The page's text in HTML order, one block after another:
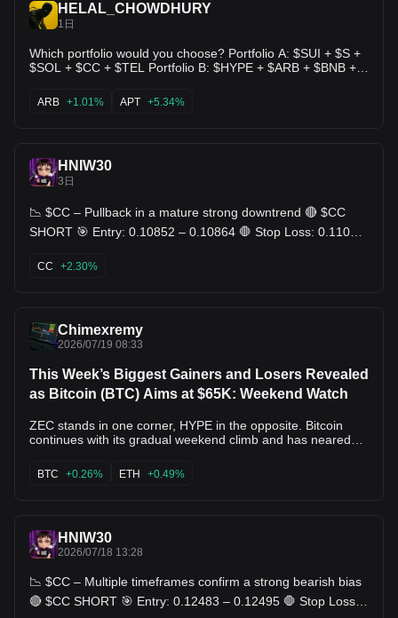
HELAL_CHOWDHURY
1日
Which portfolio would you choose? Portfolio A: $SUI + $S +
$SOL + $CC + $TEL Portfolio B: $HYPE + $ARB + $BNB +
$ZAMA
ARB +1.01% APT +5.34%
HNIW30
3日
📉 $CC – Pullback in a mature strong downtrend 🔴 $CC
SHORT 🎯 Entry: 0.10852 – 0.10864 🛑 Stop Loss: 0.11075
CC +2.30%
Chimexremy
2026/07/19 08:33
This Week’s Biggest Gainers and Losers Revealed
as Bitcoin (BTC) Aims at $65K: Weekend Watch
ZEC stands in one corner, HYPE in the opposite. Bitcoin
continues with its gradual weekend climb and has neared
larger-cap alts have remained still over the past 24 hours,
which is why we will focus on their weekly moves, where
48 hours straight despite the new attacks between the US
and Iran. However, the market finally priced in the
to $61,800. The softer-than-expected CPI numbers for June
announced on Tuesday, though, were well received by BTC
as the asset flew by several grand to $65,600 on
BTC +0.26% ETH +0.49%
HNIW30
2026/07/18 13:28
📉 $CC – Multiple timeframes confirm a strong bearish bias
🔴 $CC SHORT 🎯 Entry: 0.12483 – 0.12495 🛑 Stop Loss: